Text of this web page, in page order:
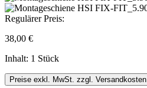
Regulärer Preis:
38,00 €
Inhalt: 1 Stück
Preise exkl. MwSt. zzgl. Versandkosten